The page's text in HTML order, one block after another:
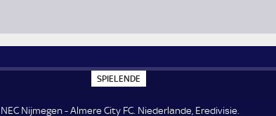
SPIELENDE
P
E
NEC Nijmegen - Almere City FC. Niederlande, Eredivisie.